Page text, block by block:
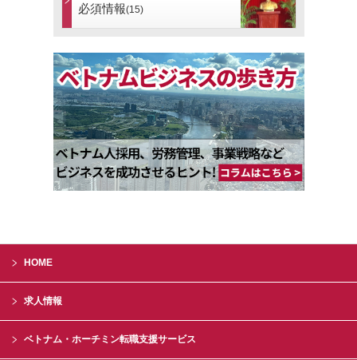
必須情報(15)
HOME
求人情報
ベトナム・ホーチミン転職支援サービス